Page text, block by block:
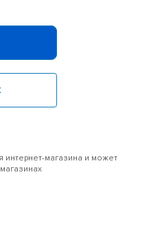
интернет-магазина и может